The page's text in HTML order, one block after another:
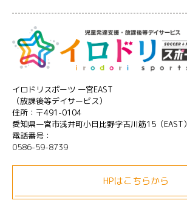
イロドリスポーツ 一宮EAST
（放課後等デイサービス）
住所：〒491-0104
愛知県一宮市浅井町小日比野字古川筋15（EAST）
電話番号：
0586-59-8739
HPはこちらから